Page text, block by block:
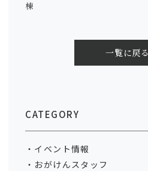
棟
一覧に戻る
CATEGORY
イベント情報
おがけんスタッフ